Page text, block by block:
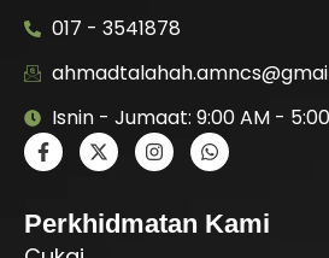
017 - 3541878
Isnin - Jumaat: 9:00 AM -
Perkhidmatan Kami